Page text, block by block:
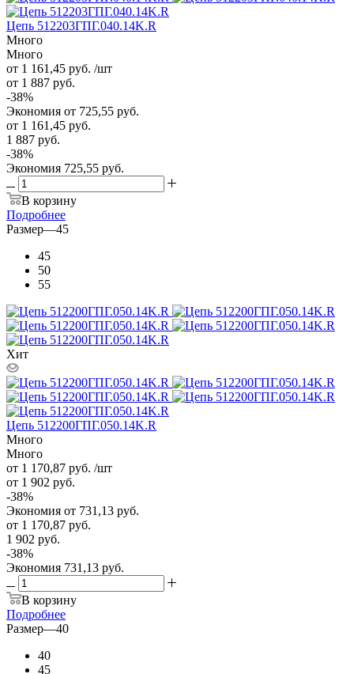
Цепь 512203ГПГ.040.14K.R
Много
Много
от 1 161,45 руб. /шт
от 1 887 руб.
-38%
Экономия от 725,55 руб.
от 1 161,45 руб.
1 887 руб.
-38%
Экономия 725,55 руб.
В корзину
Подробнее
Размер—45
45
50
55
Хит
Цепь 512200ГПГ.050.14K.R
Много
Много
от 1 170,87 руб. /шт
от 1 902 руб.
-38%
Экономия от 731,13 руб.
от 1 170,87 руб.
1 902 руб.
-38%
Экономия 731,13 руб.
В корзину
Подробнее
Размер—40
40
45